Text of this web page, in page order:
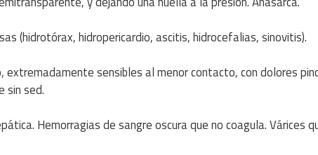
(hidrotórax, hidropericardio, ascitis, hidrocefalias, sinovitis).
extremadamente sensibles al menor contacto, con dolores
sin sed.
Hemorragias de sangre oscura que no coagula. Várices